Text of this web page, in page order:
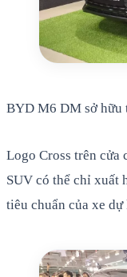
BYD M6 DM sở hữu
Logo Cross trên cửa
SUV có thể chỉ xuất
tiêu chuẩn của xe